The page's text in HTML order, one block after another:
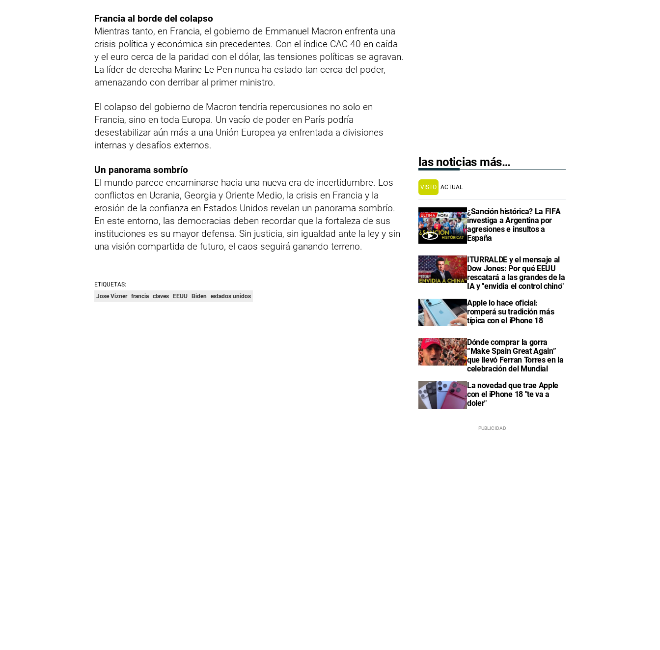
Francia al borde del colapso
Mientras tanto, en Francia, el gobierno de Emmanuel Macron enfrenta una
crisis política y económica sin precedentes. Con el índice CAC 40 en caída
y el euro cerca de la paridad con el dólar, las tensiones políticas se agravan.
La líder de derecha Marine Le Pen nunca ha estado tan cerca del poder,
amenazando con derribar al primer ministro.
El colapso del gobierno de Macron tendría repercusiones no solo en
Francia, sino en toda Europa. Un vacío de poder en París podría
desestabilizar aún más a una Unión Europea ya enfrentada a divisiones
internas y desafíos externos.
Un panorama sombrío
El mundo parece encaminarse hacia una nueva era de incertidumbre. Los
conflictos en Ucrania, Georgia y Oriente Medio, la crisis en Francia y la
erosión de la confianza en Estados Unidos revelan un panorama sombrío.
En este entorno, las democracias deben recordar que la fortaleza de sus
instituciones es su mayor defensa. Sin justicia, sin igualdad ante la ley y sin
una visión compartida de futuro, el caos seguirá ganando terreno.
ETIQUETAS:
Jose Vizner francia claves EEUU Biden estados unidos
las noticias más…
VISTO ACTUAL
¿Sanción histórica? La FIFA
investiga a Argentina por
agresiones e insultos a
España
ITURRALDE y el mensaje al
Dow Jones: Por qué EEUU
rescatará a las grandes de la
IA y "envidia el control chino"
Apple lo hace oficial:
romperá su tradición más
típica con el iPhone 18
Dónde comprar la gorra
“Make Spain Great Again”
que llevó Ferran Torres en la
celebración del Mundial
La novedad que trae Apple
con el iPhone 18 "te va a
doler"